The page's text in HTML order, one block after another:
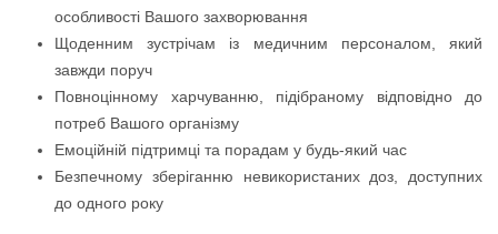
особливості Вашого захворювання
Щоденним зустрічам із медичним персоналом, який
завжди поруч
Повноцінному харчуванню, підібраному відповідно до
потреб Вашого організму
Емоційній підтримці та порадам у будь-який час
Безпечному зберіганню невикористаних доз, доступних
до одного року